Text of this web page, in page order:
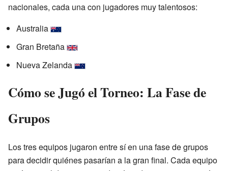
nacionales, cada una con jugadores muy talentosos:
Australia
Gran Bretaña
Nueva Zelanda
Cómo se Jugó el Torneo: La Fase de
Grupos
Los tres equipos jugaron entre sí en una fase de grupos
para decidir quiénes pasarían a la gran final. Cada equipo